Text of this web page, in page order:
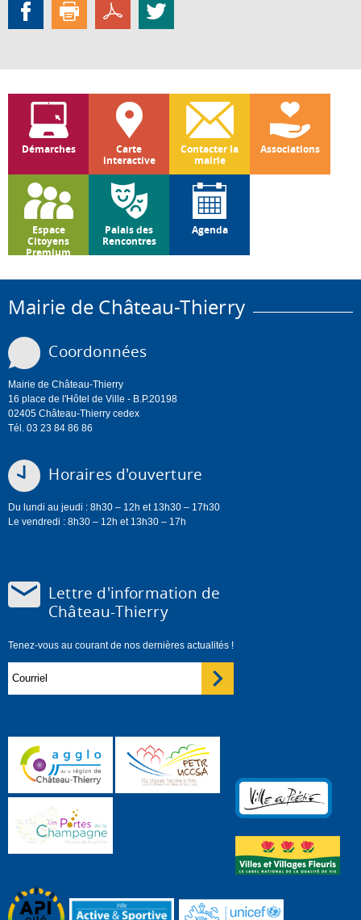
Démarches
Carte
interactive
Contacter la
mairie
Associations
Espace
Citoyens
Premium
Palais des
Rencontres
Agenda
Mairie de Château-Thierry
Coordonnées
Mairie de Château-Thierry
16 place de l'Hôtel de Ville - B.P.20198
02405 Château-Thierry cedex
Tél. 03 23 84 86 86
Horaires d'ouverture
Du lundi au jeudi : 8h30 – 12h et 13h30 – 17h30
Le vendredi : 8h30 – 12h et 13h30 – 17h
Lettre d'information de
Château-Thierry
Tenez-vous au courant de nos dernières actualités !